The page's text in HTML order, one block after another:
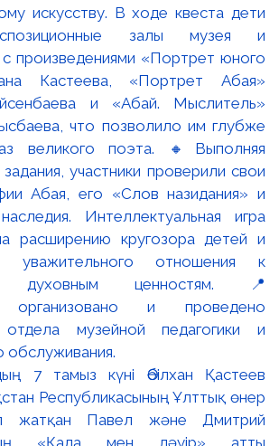
искусству. В ходе квеста дети
залы музея и
с произведениями «Портрет юного
Кастеева, «Портрет Абая»
и «Абай. Мыслитель»
что позволило им глубже
великого поэта. 🔸Выполняя
участники проверили свои
Абая, его «Слов назидания» и
Интеллектуальная игра
расширению кругозора детей и
уважительного отношения к
духовным ценностям. 📍
организовано и проведено
отдела музейной педагогики и
обслуживания.